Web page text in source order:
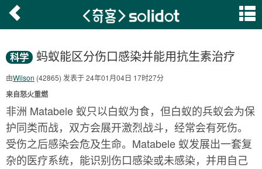
科学 蚂蚁能区分伤口感染并能用抗生素治疗
由Wilson (42865) 发表于 24年01月04日 17时27分
来自怒火重燃
非洲 Matabele 蚁只以白蚁为食，但白蚁的兵蚁会为保
护同类而战，双方会展开激烈战斗，经常会有死伤。
受伤之后感染会危及生命。Matabele 蚁发展出一套复
杂的医疗系统，能识别伤口感染或未感染，并用自己